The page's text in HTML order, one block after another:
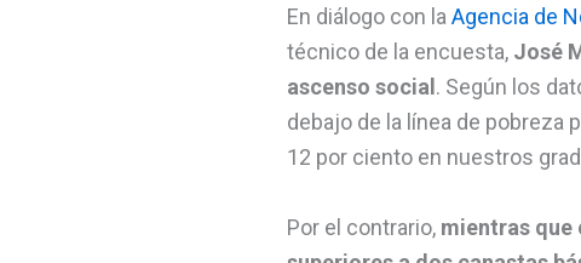
En diálogo con la Agencia de
técnico de la encuesta, José
ascenso social. Según los
debajo de la línea de pobreza
12 por ciento en nuestros
Por el contrario, mientras que